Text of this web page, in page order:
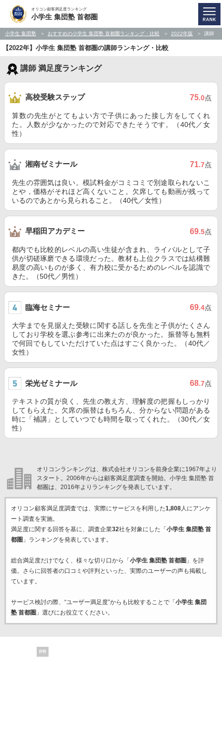
オリコン顧客満足度ランキング
小学生 集団塾 首都圏
小学生 集団塾 おすすめの小学生 集団塾 首都圏ランキング・比較 2022年版 講師
【2022年】小学生 集団塾 首都圏の講師ランキング・比較
講師 満足度ランキング
高校受験ステップ 75.0点
算数の先生がとてもよい方で子供にあった接し方をしてくれ
た。人数が少なかったので対応できたそうです。（40代／女
性）
湘南ゼミナール 71.7点
先生の雰囲気は良い。模試料金がコミコミで別途取られないこ
とや，価格がそれほど高くないこと。欠席しても動画が残って
いるのであとから見られること。（40代／女性）
早稲田アカデミー 69.5点
都内でも比較的レベルの高い生徒が含まれ、ライバルとして子
供が切磋琢磨できる環境だった。教材も上位クラスでは結構難
易度の高いものが多く、有力校に受かるためのレベルを認識で
きた。（50代／男性）
臨海セミナー 69.4点
大学までを見据えた受験に関する話しを先生と子供がたくさん
しており学校を選ぶ参考に出来たのが良かった。振替等も無料
で何回でもしていただけていた点はすごく良かった。（40代／
女性）
栄光ゼミナール 68.7点
テキストの質が良く、先生の教え方、理解度の把握もしっかり
してもらえた。欠席の振替はもちろん、分からない問題がある
時に「補講」としていつでも時間を取ってくれた。（30代／女
性）
オリコンランキングは、株式会社オリコンを前身企業に1967年より
スタート。2006年からは顧客満足度調査を開始。小学生 集団塾 首
都圏は、2016年よりランキングを発表しています。
オリコン顧客満足度調査では、実際にサービスを利用した1,808人にアンケ
ート調査を実施。
満足度に関する回答を基に、調査企業32社を対象にした「 小学生 集団塾 首
都圏 」ランキングを発表しています。
総合満足度だけでなく、様々な切り口から「 小学生 集団塾 首都圏 」を評
価。さらに回答者の口コミや評判といった、実際のユーザーの声も掲載し
ています。
サービス検討の際、“ユーザー満足度”からも比較することで「 小学生 集団
塾 首都圏 」選びにお役立てください。
PR